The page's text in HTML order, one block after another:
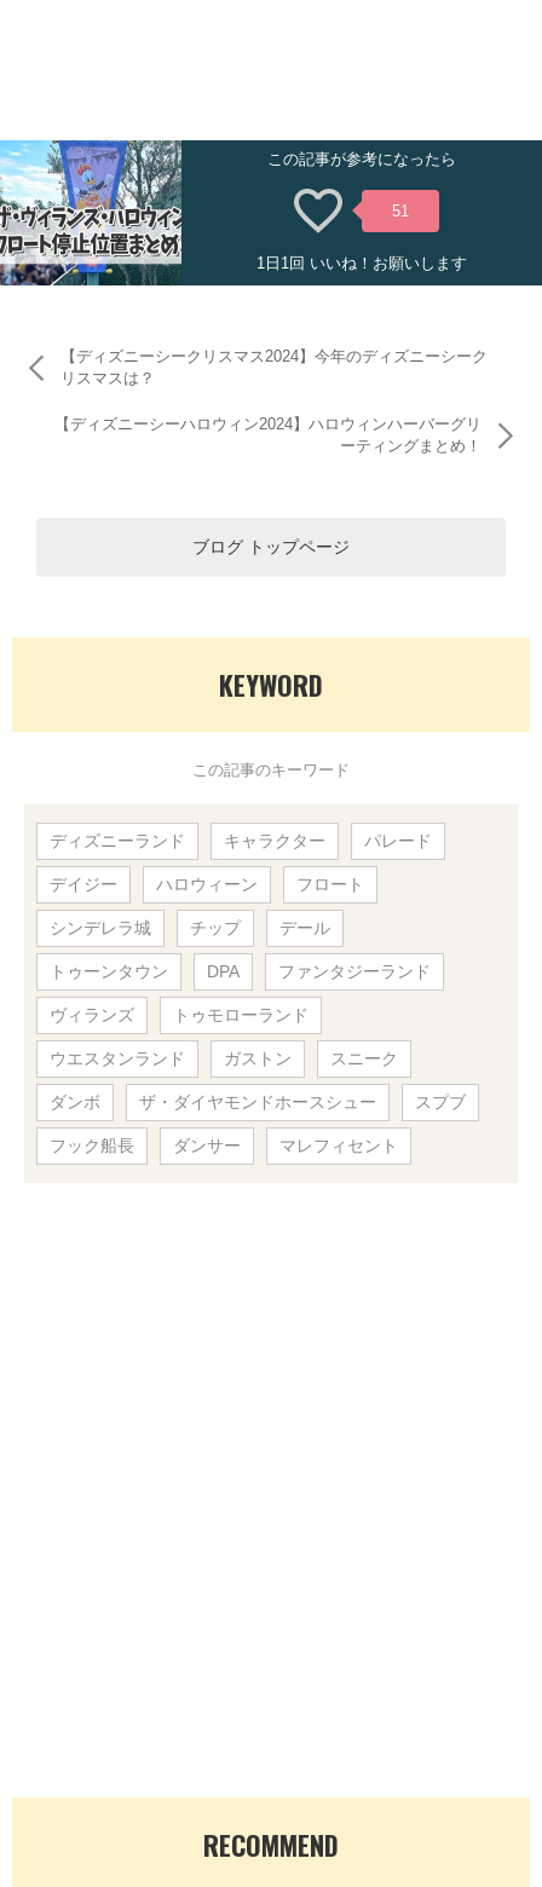
この記事が参考になったら
51
1日1回 いいね！お願いします
【ディズニーシークリスマス2024】今年のディズニーシーク
リスマスは？
【ディズニーシーハロウィン2024】ハロウィンハーバーグリ
ーティングまとめ！
ブログ トップページ
KEYWORD
この記事のキーワード
ディズニーランド キャラクター パレード
デイジー ハロウィーン フロート
シンデレラ城 チップ デール
トゥーンタウン DPA ファンタジーランド
ヴィランズ トゥモローランド
ウエスタンランド ガストン スニーク
ダンボ ザ・ダイヤモンドホースシュー スプブ
フック船長 ダンサー マレフィセント
RECOMMEND